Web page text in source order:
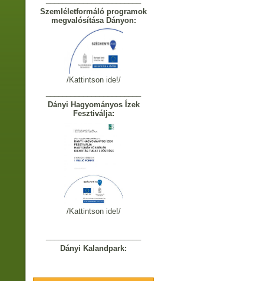
Szemléletformáló programok
megvalósítása Dányon:
/Kattintson ide!/
Dányi Hagyományos Ízek
Fesztiválja:
/Kattintson ide!/
Dányi Kalandpark: